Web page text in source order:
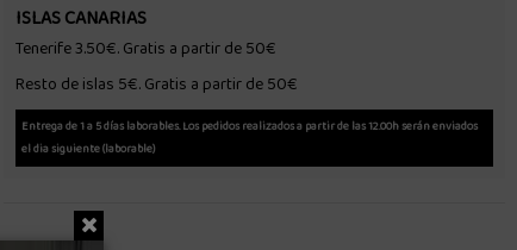
ISLAS CANARIAS
Tenerife 3.50€. Gratis a partir de 50€
Resto de islas 5€. Gratis a partir de 50€
Entrega de 1 a 5 días laborables. Los pedidos realizados a partir de las 12.00h serán enviados
el dia siguiente (laborable)